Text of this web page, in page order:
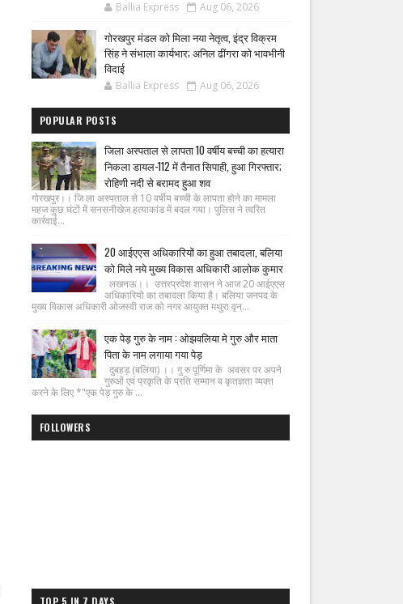
Ballia Express Aug 06, 2026
गोरखपुर मंडल को मिला नया नेतृत्व, इंद्र विक्रम
सिंह ने संभाला कार्यभार; अनिल ढींगरा को भावभीनी
विदाई
Ballia Express Aug 06, 2026
POPULAR POSTS
जिला अस्पताल से लापता 10 वर्षीय बच्ची का हत्यारा
निकला डायल-112 में तैनात सिपाही, हुआ गिरफ्तार;
रोहिणी नदी से बरामद हुआ शव
गोरखपुर।। जि ला अस्पताल से 10 वर्षीय बच्ची के लापता होने का मामला
महज कुछ घंटों में सनसनीखेज हत्याकांड में बदल गया। पुलिस ने त्वरित
कार्रवाई...
20 आईएएस अधिकारियों का हुआ तबादला, बलिया
को मिले नये मुख्य विकास अधिकारी आलोक कुमार
लखनऊ।। उत्तरप्रदेश शासन ने आज 20 आईएएस
अधिकारियो का तबादला किया है। बलिया जनपद के
मुख्य विकास अधिकारी ओजस्वी राज को नगर आयुक्त मथुरा वृन्...
एक पेड़ गुरु के नाम : ओझवलिया मे गुरु और माता
पिता के नाम लगाया गया पेड़
दुबहड़ (बलिया) ।। गु रु पूर्णिमा के अवसर पर अपने
गुरुओं एवं प्रकृति के प्रति सम्मान व कृतज्ञता व्यक्त
करने के लिए *"एक पेड़ गुरु के ...
FOLLOWERS
TOP 5 IN 7 DAYS